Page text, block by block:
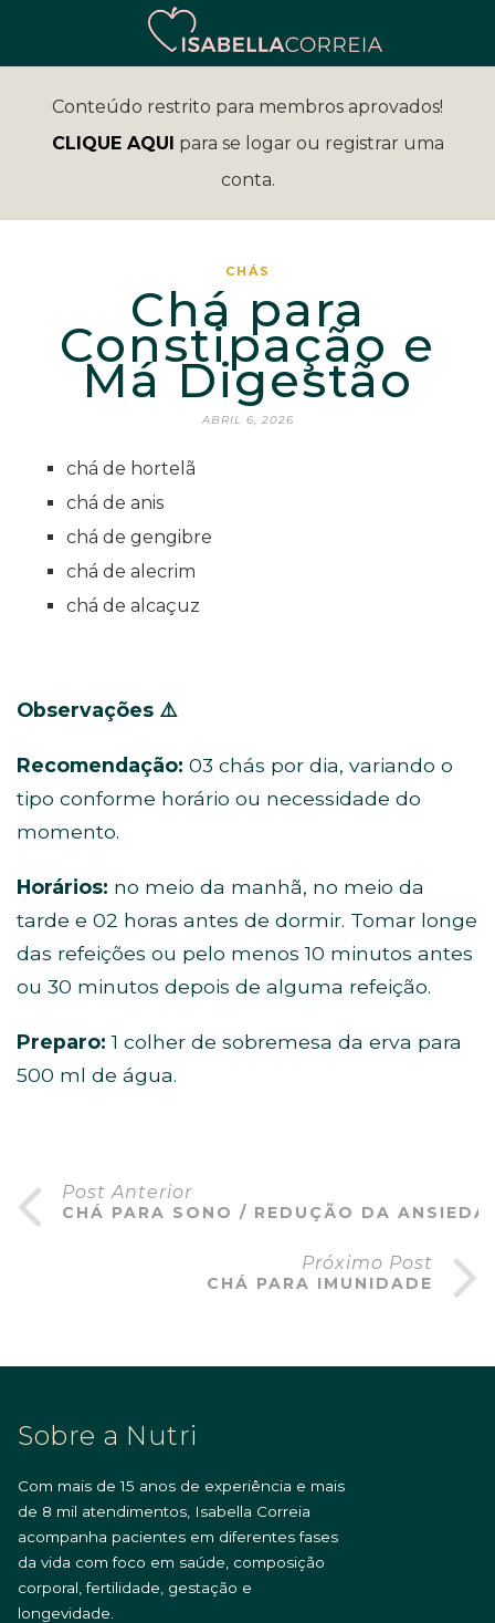
Conteúdo restrito para membros aprovados!
CLIQUE AQUI para se logar ou registrar uma
conta.
CHÁS
Chá para
Constipação e
Má Digestão
ABRIL 6, 2026
chá de hortelã
chá de anis
chá de gengibre
chá de alecrim
chá de alcaçuz
Observações ⚠️
Recomendação: 03 chás por dia, variando o
tipo conforme horário ou necessidade do
momento.
Horários: no meio da manhã, no meio da
tarde e 02 horas antes de dormir. Tomar longe
das refeições ou pelo menos 10 minutos antes
ou 30 minutos depois de alguma refeição.
Preparo: 1 colher de sobremesa da erva para
500 ml de água.
Post Anterior
CHÁ PARA SONO / REDUÇÃO DA
Próximo Post
CHÁ PARA IMUNIDADE
Sobre a Nutri
Com mais de 15 anos de experiência e mais
de 8 mil atendimentos, Isabella Correia
acompanha pacientes em diferentes fases
da vida com foco em saúde, composição
corporal, fertilidade, gestação e
longevidade.